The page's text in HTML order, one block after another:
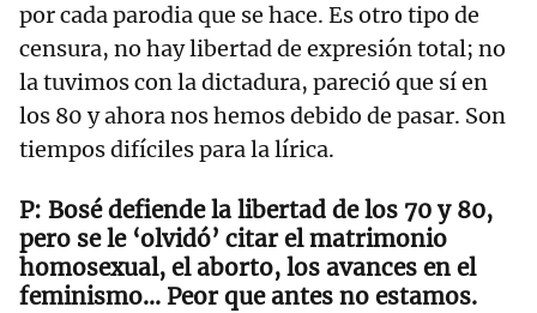
por cada parodia que se hace. Es otro tipo de
censura, no hay libertad de expresión total; no
la tuvimos con la dictadura, pareció que sí en
los 80 y ahora nos hemos debido de pasar. Son
tiempos difíciles para la lírica.
Bosé defiende la libertad de los 70 y 80,
pero se le ‘olvidó’ citar el matrimonio
homosexual, el aborto, los avances en el
feminismo… Peor que antes no estamos.